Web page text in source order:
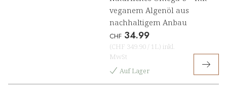
veganem Algenöl aus
nachhaltigem Anbau
CHF 34.99
(CHF 349.90 / 1L) inkl.
MwSt
Auf Lager